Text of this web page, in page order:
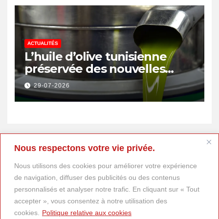
Nous respectons votre vie privée.
Nous utilisons des cookies pour améliorer votre expérience
de navigation, diffuser des publicités ou des contenus
personnalisés et analyser notre trafic. En cliquant sur « Tout
accepter », vous consentez à notre utilisation des
cookies.
Politique relative aux cookies
ACTUALITÉS
L’huile d’olive tunisienne
préservée des nouvelles
surtaxes américaines de
Donald Trump
29-07-2026